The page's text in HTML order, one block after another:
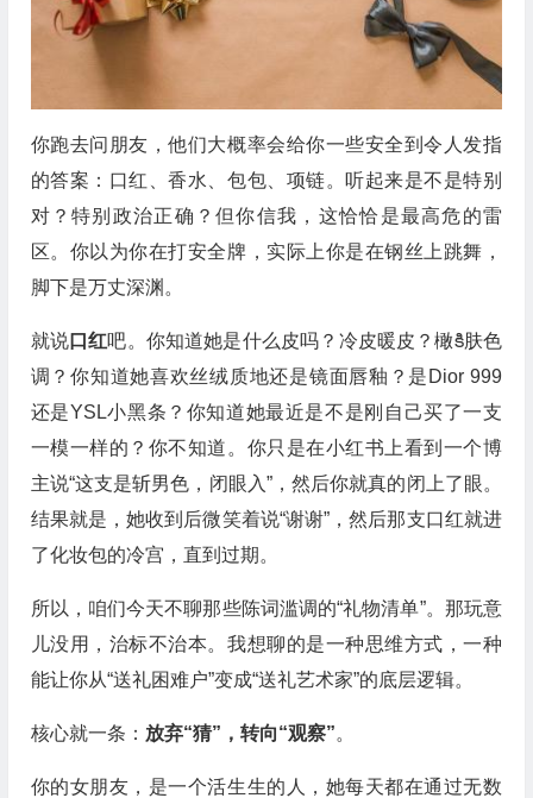
你跑去问朋友，他们大概率会给你一些安全到令人发指
的答案：口红、香水、包包、项链。听起来是不是特别
对？特别政治正确？但你信我，这恰恰是最高危的雷
区。你以为你在打安全牌，实际上你是在钢丝上跳舞，
脚下是万丈深渊。
就说口红吧。你知道她是什么皮吗？冷皮暖皮？橄కి肤色
调？你知道她喜欢丝绒质地还是镜面唇釉？是Dior 999
还是YSL小黑条？你知道她最近是不是刚自己买了一支
一模一样的？你不知道。你只是在小红书上看到一个博
主说“这支是斩男色，闭眼入”，然后你就真的闭上了眼。
结果就是，她收到后微笑着说“谢谢”，然后那支口红就进
了化妆包的冷宫，直到过期。
所以，咱们今天不聊那些陈词滥调的“礼物清单”。那玩意
儿没用，治标不治本。我想聊的是一种思维方式，一种
能让你从“送礼困难户”变成“送礼艺术家”的底层逻辑。
核心就一条： 放弃“猜”，转向“观察”。
你的女朋友，是一个活生生的人，她每天都在通过无数